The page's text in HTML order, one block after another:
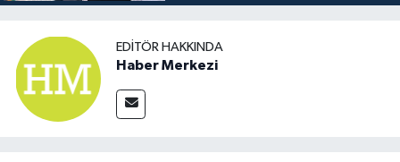
EDITÖR HAKKINDA
Haber Merkezi